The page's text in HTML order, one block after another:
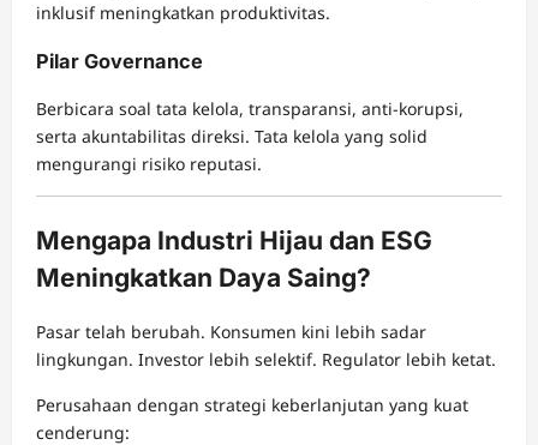
inklusif meningkatkan produktivitas.
Pilar Governance
Berbicara soal tata kelola, transparansi, anti-korupsi,
serta akuntabilitas direksi. Tata kelola yang solid
mengurangi risiko reputasi.
Mengapa Industri Hijau dan ESG
Meningkatkan Daya Saing?
Pasar telah berubah. Konsumen kini lebih sadar
lingkungan. Investor lebih selektif. Regulator lebih ketat.
Perusahaan dengan strategi keberlanjutan yang kuat
cenderung: